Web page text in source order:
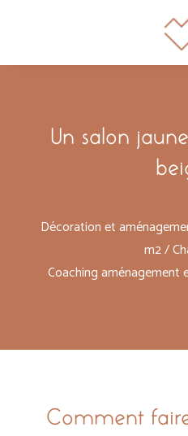
Un salon
Décoration et
m2 /
Coaching aménagement
Comment